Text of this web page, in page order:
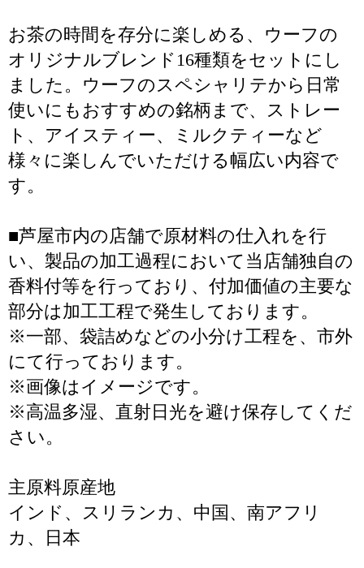
お茶の時間を存分に楽しめる、ウーフの
オリジナルブレンド16種類をセットにし
ました。ウーフのスペシャリテから日常
使いにもおすすめの銘柄まで、ストレー
ト、アイスティー、ミルクティーなど
様々に楽しんでいただける幅広い内容で
す。
■芦屋市内の店舗で原材料の仕入れを行
い、製品の加工過程において当店舗独自の
香料付等を行っており、付加価値の主要な
部分は加工工程で発生しております。
※一部、袋詰めなどの小分け工程を、市外
にて行っております。
※画像はイメージです。
※高温多湿、直射日光を避け保存してくだ
さい。
主原料原産地
インド、スリランカ、中国、南アフリ
カ、日本